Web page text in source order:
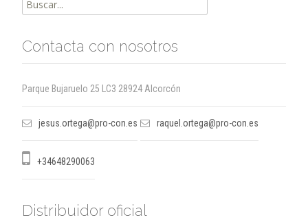
por:
Contacta con nosotros
Parque Bujaruelo 25 LC3 28924 Alcorcón
jesus.ortega@pro-con.es raquel.ortega@pro-con.es
+34648290063
Distribuidor oficial